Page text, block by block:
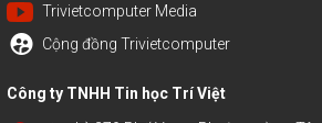
Trivietcomputer Media
Cộng đồng Trivietcomputer
Công ty TNHH Tin học Trí Việt